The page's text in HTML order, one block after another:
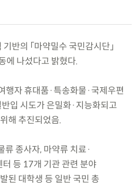
반의 「마약밀수 국민감시단」
에 나섰다고 밝혔다.
행자 휴대품·특송화물·국제우편
입 시도가 은밀화·지능화되고
해 추진되었음.
종사자, 마약류 치료·
등 17개 기관 관련 분야
된 대학생 등 일반 국민 총